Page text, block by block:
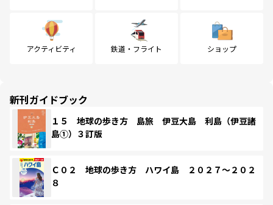
アクティビティ 鉄道・フライト ショップ
新刊ガイドブック
１５ 地球の歩き方 島旅 伊豆大島 利島（伊豆諸
島①）３訂版
Ｃ０２ 地球の歩き方 ハワイ島 ２０２７～２０２
８